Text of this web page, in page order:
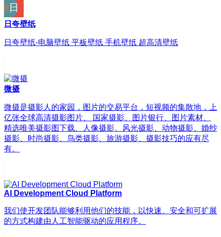
日夸壁纸
日夸壁纸-电脑壁纸 平板壁纸 手机壁纸 超高清壁纸
微摄
微摄是摄影人的家园，图片的交易平台，短视频的集散地，上
亿张全球高清摄影图片、 国家摄影、图片银行、图片素材、
精选唯美摄影图下载、人像摄影、风光摄影、动物摄影、婚纱
摄影、时尚摄影、鸟类摄影、旅游摄影、摄影技巧的应有尽
有。
AI Development Cloud Platform
我们使开发团队能够利用他们的技能，以快速、安全和可扩展
的方式构建由人工智能驱动的应用程序。